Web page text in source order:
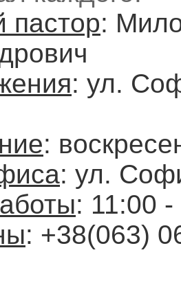
пастор:
: ул.
:
: ул.
: 11:00
: +38(063)